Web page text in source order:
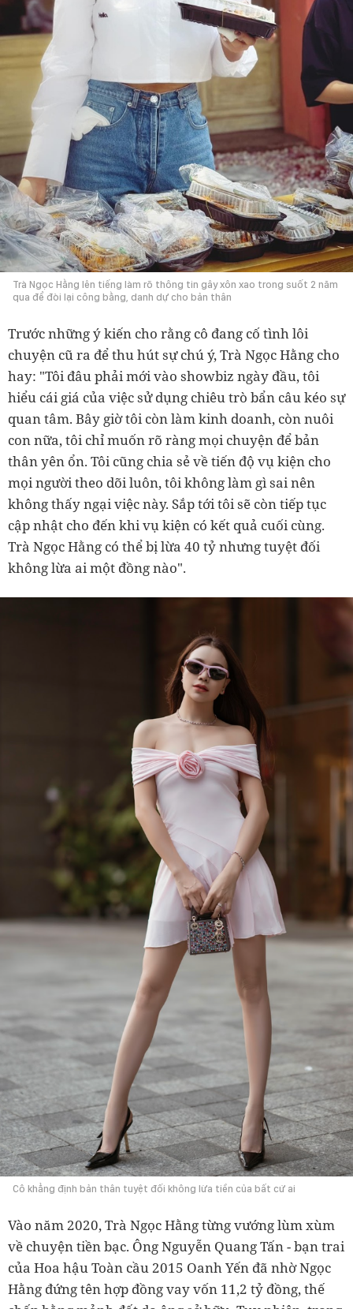
Trà Ngọc Hằng lên tiếng làm rõ thông tin gây xôn xao trong suốt 2 năm
qua để đòi lại công bằng, danh dự cho bản thân
Trước những ý kiến cho rằng cô đang cố tình lôi
chuyện cũ ra để thu hút sự chú ý, Trà Ngọc Hằng cho
hay: "Tôi đâu phải mới vào showbiz ngày đầu, tôi
hiểu cái giá của việc sử dụng chiêu trò bẩn câu kéo sự
quan tâm. Bây giờ tôi còn làm kinh doanh, còn nuôi
con nữa, tôi chỉ muốn rõ ràng mọi chuyện để bản
thân yên ổn. Tôi cũng chia sẻ về tiến độ vụ kiện cho
mọi người theo dõi luôn, tôi không làm gì sai nên
không thấy ngại việc này. Sắp tới tôi sẽ còn tiếp tục
cập nhật cho đến khi vụ kiện có kết quả cuối cùng.
Trà Ngọc Hằng có thể bị lừa 40 tỷ nhưng tuyệt đối
không lừa ai một đồng nào".
Cô khẳng định bản thân tuyệt đối không lừa tiền của bất cứ ai
Vào năm 2020, Trà Ngọc Hằng từng vướng lùm xùm
về chuyện tiền bạc. Ông Nguyễn Quang Tấn - bạn trai
của Hoa hậu Toàn cầu 2015 Oanh Yến đã nhờ Ngọc
Hằng đứng tên hợp đồng vay vốn 11,2 tỷ đồng, thế